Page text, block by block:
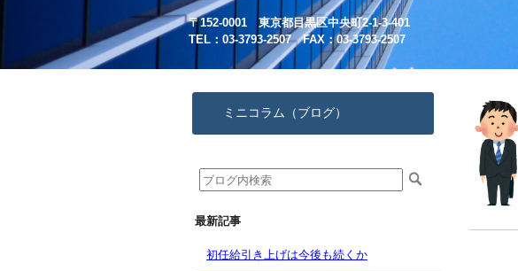
〒152-0001 東京都目黒区中央町2-1-3-401
TEL：03-3793-2507 FAX：03-3793-2507
ミニコラム（ブログ）
最新記事
初任給引き上げは今後も続くか